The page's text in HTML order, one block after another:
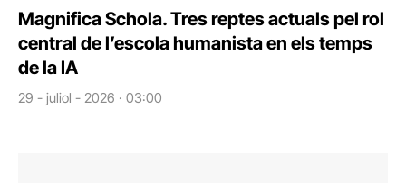
Magnifica Schola. Tres reptes actuals pel rol
central de l’escola humanista en els temps
de la IA
29 - juliol - 2026 · 03:00